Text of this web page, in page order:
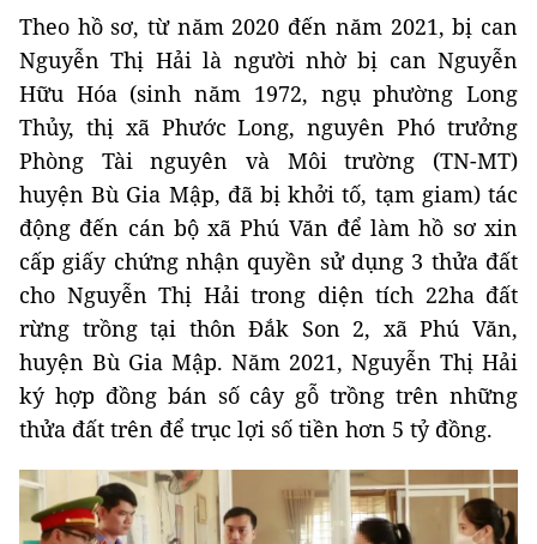
Theo hồ sơ, từ năm 2020 đến năm 2021, bị can
Nguyễn Thị Hải là người nhờ bị can Nguyễn
Hữu Hóa (sinh năm 1972, ngụ phường Long
Thủy, thị xã Phước Long, nguyên Phó trưởng
Phòng Tài nguyên và Môi trường (TN-MT)
huyện Bù Gia Mập, đã bị khởi tố, tạm giam) tác
động đến cán bộ xã Phú Văn để làm hồ sơ xin
cấp giấy chứng nhận quyền sử dụng 3 thửa đất
cho Nguyễn Thị Hải trong diện tích 22ha đất
rừng trồng tại thôn Đắk Son 2, xã Phú Văn,
huyện Bù Gia Mập. Năm 2021, Nguyễn Thị Hải
ký hợp đồng bán số cây gỗ trồng trên những
thửa đất trên để trục lợi số tiền hơn 5 tỷ đồng.